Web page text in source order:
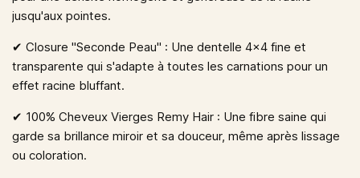
jusqu'aux pointes.
✔︎ Closure "Seconde Peau" : Une dentelle 4x4 fine et
transparente qui s'adapte à toutes les carnations pour un
effet racine bluffant.
✔︎ 100% Cheveux Vierges Remy Hair : Une fibre saine qui
garde sa brillance miroir et sa douceur, même après lissage
ou coloration.